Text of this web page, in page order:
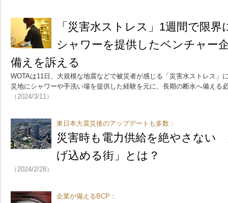
「災害水ストレス」1週間で限
シャワーを提供したベンチャー
備えを訴える
WOTAは11日、大規模な地震などで被災者が感じる「災害水ストレス」
災地にシャワーや手洗い場を提供した経験を元に、長期の断水へ備える
（2024/3/11）
東日本大震災後のアップデートも多数：
災害時も電力供給を絶やさない
げ込める街」とは？
（2024/2/28）
企業が備えるBCP：